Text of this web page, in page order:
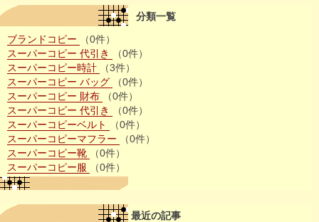
分類一覧
ブランドコピー
（0件）
スーパーコピー 代引き
（0件）
スーパーコピー時計
（3件）
スーパーコピー バッグ
（0件）
スーパーコピー 財布
（0件）
スーパーコピー 代引き
（0件）
スーパーコピーベルト
（0件）
スーパーコピーマフラー
（0件）
スーパーコピー靴
（0件）
スーパーコピー服
（0件）
最近の記事